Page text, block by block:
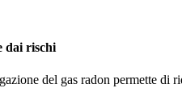
dai rischi
del gas radon permette